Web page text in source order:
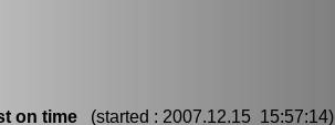
on time (started : 2007.12.15 15:57:14)